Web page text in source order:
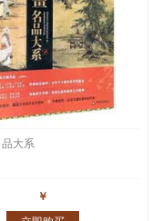
品大系
￥